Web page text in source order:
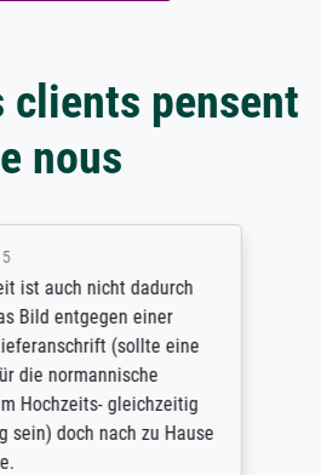
clients pensent
nous
ist auch nicht dadurch
Bild entgegen einer
(sollte eine
die normannische
Hochzeits- gleichzeitig
sein) doch nach zu Hause